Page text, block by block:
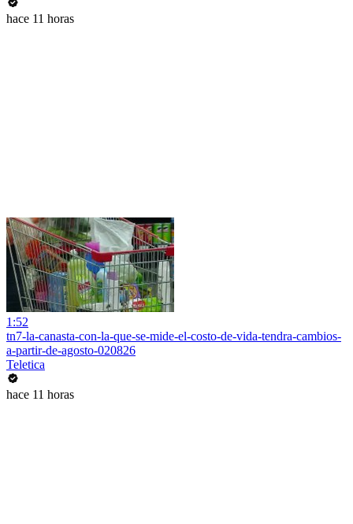
hace 11 horas
1:52
tn7-la-canasta-con-la-que-se-mide-el-costo-de-vida-tendra-cambios-
a-partir-de-agosto-020826
Teletica
hace 11 horas